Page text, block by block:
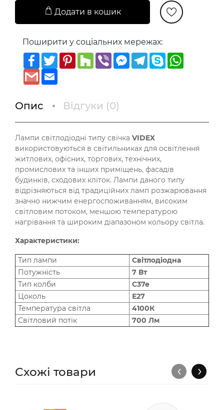
Додати в кошик
Поширити у соціальних мережах:
Facebook
TwitterPinterest
HouzzViberMessenger
Telegram
Skype
Gmail
Опис Відгуки (0)
Лампи світлодіодні типу свічка VIDEX
використовуються в світильниках для освітлення
житлових, офісних, торгових, технічних,
промислових та інших приміщень, фасадів
будинків, сходових кліток. Лампи даного типу
відрізняються від традиційних ламп розжарювання
значно нижчим енергоспоживанням, високим
світловим потоком, меншою температурою
нагрівання та широким діапазоном кольору світла.
Характеристики:
Тип лампи
Світлодіодна
Потужність
7 Вт
Тип колби
C37e
Цоколь
Е27
Температура світла
4100К
Світловий потік
700 Лм
Схожі товари ‹ ›